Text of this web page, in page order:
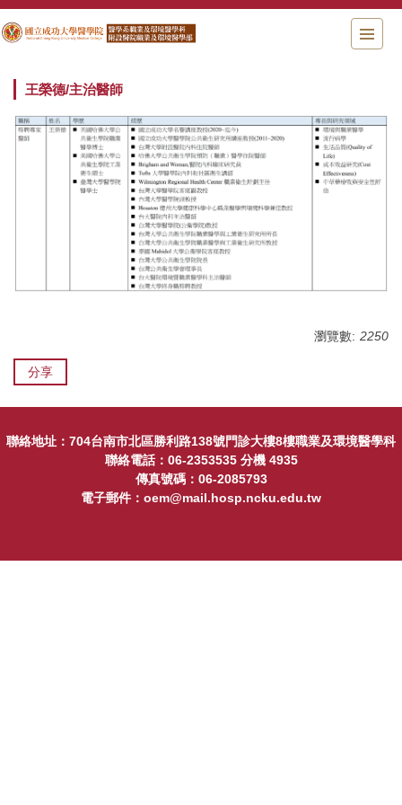
跳
到
區
王榮德/主治醫師
瀏覽數: 2250
分享
聯絡地址：704台南市北區勝利路138號門診大樓8樓職業及環境醫學科
聯絡電話：06-2353535 分機 4935
傳真號碼：06-2085793
電子郵件：oem@mail.hosp.ncku.edu.tw